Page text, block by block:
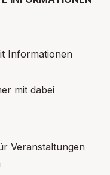
Informationen
mit dabei
Veranstaltungen